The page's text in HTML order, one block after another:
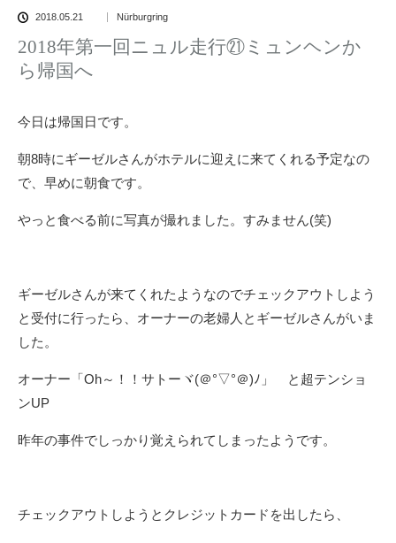
2018.05.21 Nürburgring
2018年第一回ニュル走行㉑ミュンヘンか
ら帰国へ
今日は帰国日です。
朝8時にギーゼルさんがホテルに迎えに来てくれる予定なの
で、早めに朝食です。
やっと食べる前に写真が撮れました。すみません(笑)
ギーゼルさんが来てくれたようなのでチェックアウトしよう
と受付に行ったら、オーナーの老婦人とギーゼルさんがいま
した。
オーナー「Oh～！！サトーヾ(＠°▽°＠)ﾉ」 と超テンショ
ンUP
昨年の事件でしっかり覚えられてしまったようです。
チェックアウトしようとクレジットカードを出したら、